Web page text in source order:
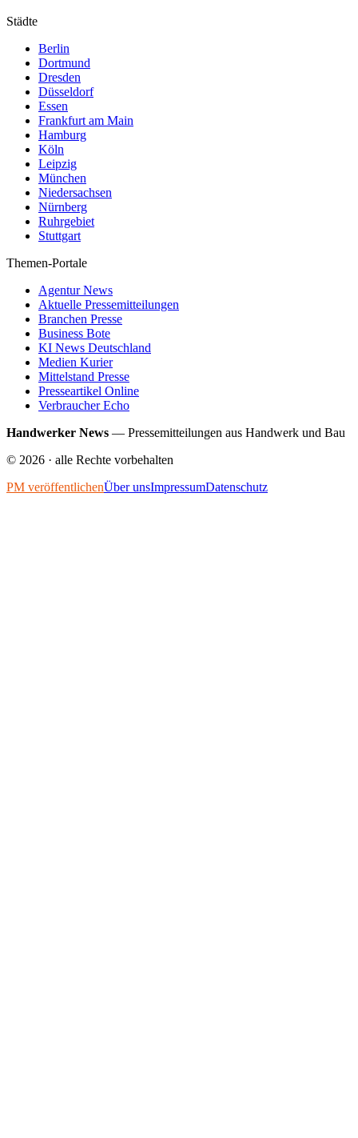
Städte
Berlin
Dortmund
Dresden
Düsseldorf
Essen
Frankfurt am Main
Hamburg
Köln
Leipzig
München
Niedersachsen
Nürnberg
Ruhrgebiet
Stuttgart
Themen-Portale
Agentur News
Aktuelle Pressemitteilungen
Branchen Presse
Business Bote
KI News Deutschland
Medien Kurier
Mittelstand Presse
Presseartikel Online
Verbraucher Echo
Handwerker News — Pressemitteilungen aus Handwerk und Bau
© 2026 · alle Rechte vorbehalten
PM veröffentlichenÜber unsImpressumDatenschutz